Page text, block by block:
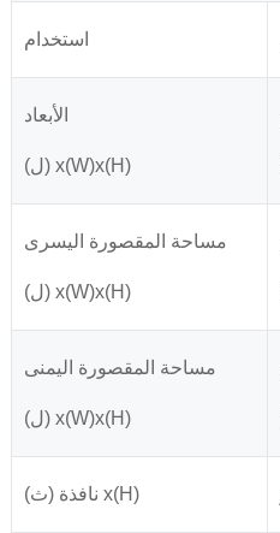
استخدام
الأبعاد
(ل) x(W)x(H)
مساحة المقصورة اليسرى
(ل) x(W)x(H)
مساحة المقصورة اليمنى
(ل) x(W)x(H)
نافذة (ث) x(H)